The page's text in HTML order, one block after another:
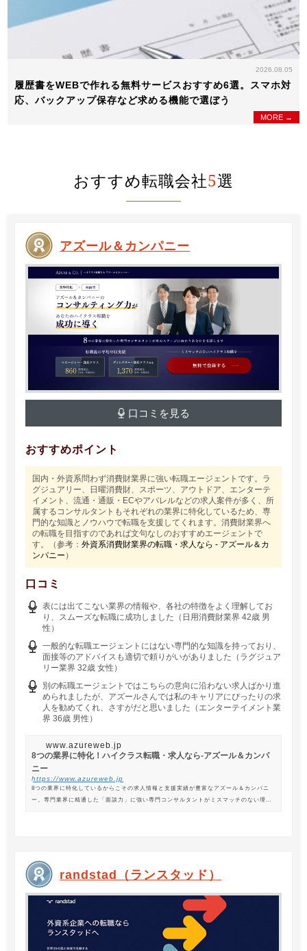
2026.08.05
履歴書をWEBで作れる無料サービスおすすめ6選。スマホ対
応、バックアップ保存など求める機能で選ぼう
MORE →
おすすめ転職会社5選
アズール＆カンパニー
口コミを見る
おすすめポイント
国内・外資系問わず消費財業界に強い転職エージェントです。ラ
グジュアリー、日曜消費財、スポーツ、アウトドア、エンターテ
イメント、流通・通販・ECやアパレルなどの求人案件が多く、所
属するコンサルタントもそれぞれの業界に特化しているため、専
門的な知識とノウハウで転職を支援してくれます。消費財業界へ
の転職を目指すのであれば文句なしのおすすめエージェントで
す。（参考：外資系消費財業界の転職・求人なら - アズール＆カ
ンパニー ）
口コミ
表には出てこない業界の情報や、各社の特徴をよく理解してお
り、スムーズな転職に成功しました（日用消費財業界 42歳 男
性）
一般的な転職エージェントにはない専門的な知識を持っており、
面接等のアドバイスも適切で頼りがいがありました（ラグジュア
リー業界 32歳 女性）
別の転職エージェントではこちらの意向に沿わない求人ばかり進
められましたが、アズールさんでは私のキャリアにぴったりの求
人を勧めてくれ、さすがだと思いました（エンターテイメント業
界 36歳 男性）
www.azureweb.jp
8つの業界に特化！ハイクラス転職・求人なら-アズール＆カンパ
ニー
https://www.azureweb.jp
8つの業界に特化しているからこその求人情報と支援実績が豊富なアズール＆カンパニ
ー。専門業界に精通した「面談力」に強い専門コンサルタントがミスマッチのない理想
randstad（ランスタッド）